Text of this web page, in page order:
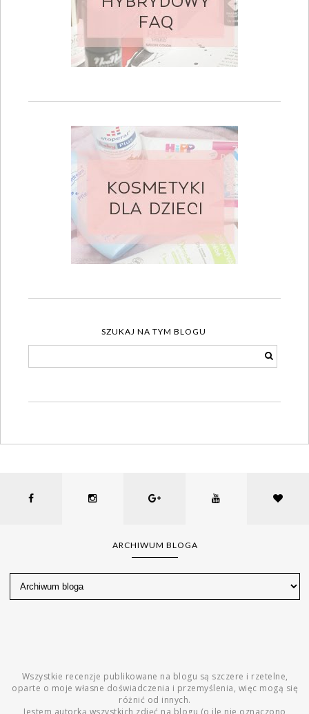
SZUKAJ NA TYM BLOGU
ARCHIWUM BLOGA
Wszystkie recenzje publikowane na blogu są szczere i rzetelne,
oparte o moje własne doświadczenia i przemyślenia, więc mogą się
różnić od innych.
Jestem autorką wszystkich zdjęć na blogu (o ile nie oznaczono